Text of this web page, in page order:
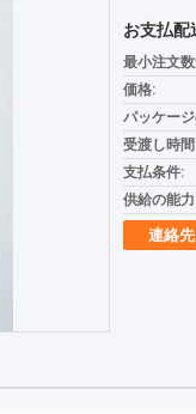
お支払配
最小注文
価格:
パッケー
受渡し時
支払条件:
供給の能
連絡先